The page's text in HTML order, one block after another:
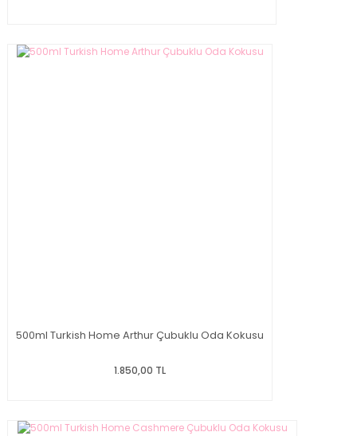
500ml Turkish Home Arthur Çubuklu Oda Kokusu
1.850,00 TL